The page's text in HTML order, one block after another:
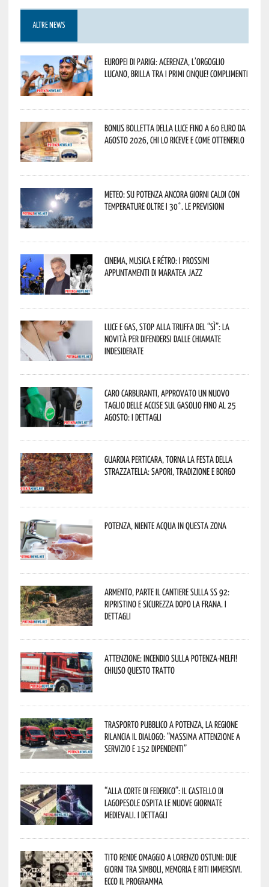
ALTRE NEWS
Europei di Parigi: Acerenza, l’orgoglio
lucano, brilla tra i primi cinque! Complimenti
Bonus bolletta della luce fino a 60 euro da
agosto 2026, chi lo riceve e come ottenerlo
Meteo: su Potenza ancora giorni caldi con
temperature oltre i 30°. Le previsioni
Cinema, musica e rétro: i prossimi
appuntamenti di Maratea Jazz
Luce e gas, stop alla truffa del “Sì”: la
novità per difendersi dalle chiamate
indesiderate
Caro carburanti, approvato un nuovo
taglio delle accise sul gasolio fino al 25
agosto: i dettagli
Guardia Perticara, torna la Festa della
Strazzatella: sapori, tradizione e borgo
Potenza, niente acqua in questa zona
Armento, parte il cantiere sulla SS 92:
ripristino e sicurezza dopo la frana. I
dettagli
Attenzione: incendio sulla Potenza-Melfi!
Chiuso questo tratto
Trasporto pubblico a Potenza, la Regione
rilancia il dialogo: “Massima attenzione a
servizio e 152 dipendenti”
“Alla corte di Federico”: il Castello di
Lagopesole ospita le nuove Giornate
Medievali. I dettagli
Tito rende omaggio a Lorenzo Ostuni: due
giorni tra simboli, memoria e riti immersivi.
Ecco il programma